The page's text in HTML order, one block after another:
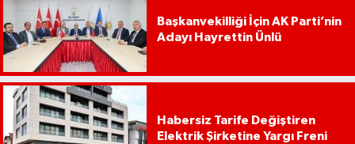
Başkanvekilliği İçin AK Parti’nin
Adayı Hayrettin Ünlü
Habersiz Tarife Değiştiren
Elektrik Şirketine Yargı Freni